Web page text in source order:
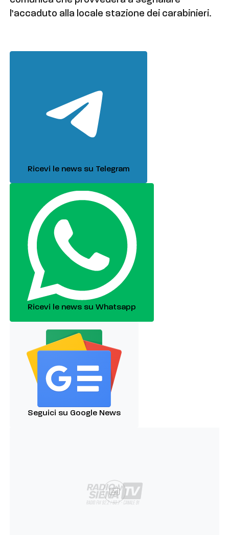
l’accaduto alla locale stazione dei carabinieri.
Ricevi le news su Telegram
Ricevi le news su Whatsapp
Seguici su Google News
Ad